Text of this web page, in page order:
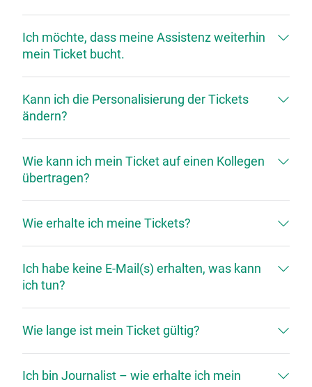
Ich möchte, dass meine Assistenz weiterhin
mein Ticket bucht.
Kann ich die Personalisierung der Tickets
ändern?
Wie kann ich mein Ticket auf einen Kollegen
übertragen?
Wie erhalte ich meine Tickets?
Ich habe keine E-Mail(s) erhalten, was kann
ich tun?
Wie lange ist mein Ticket gültig?
Ich bin Journalist – wie erhalte ich mein